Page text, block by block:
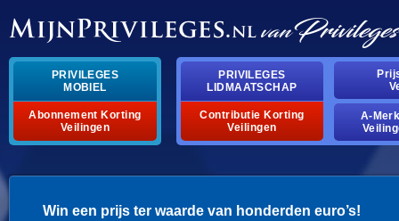
PRIVILEGES
MOBIEL
Abonnement Korting
Veilingen
PRIVILEGES
LIDMAATSCHAP
Contributie Korting
Veilingen
A-
Win een prijs ter waarde van honderden euro’s!